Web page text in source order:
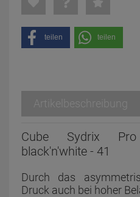
teilen teilen
Artikelbeschreibung
Cube Sydrix
black'n'white - 41
Durch das
Druck auch bei hoher